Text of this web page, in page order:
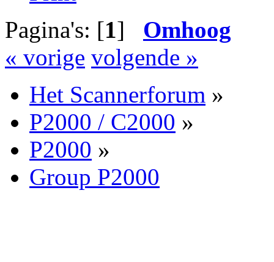
Pagina's: [1] Omhoog
« vorige volgende »
Het Scannerforum »
P2000 / C2000 »
P2000 »
Group P2000